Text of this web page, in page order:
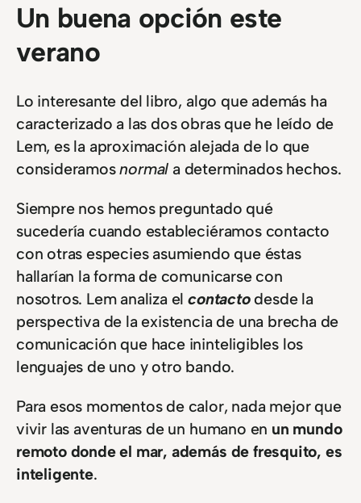
Un buena opción este
verano
Lo interesante del libro, algo que además ha
caracterizado a las dos obras que he leído de
Lem, es la aproximación alejada de lo que
consideramosnormal a determinados hechos.
Siempre nos hemos preguntado qué
sucedería cuando estableciéramos contacto
con otras especies asumiendo que éstas
hallarían la forma de comunicarse con
nosotros. Lem analiza elcontactodesde la
perspectiva de la existencia de una brecha de
comunicación que hace ininteligibles los
lenguajes de uno y otro bando.
Para esos momentos de calor, nada mejor que
vivir las aventuras de un humano en un mundo
remoto donde el mar, además de fresquito, es
inteligente.